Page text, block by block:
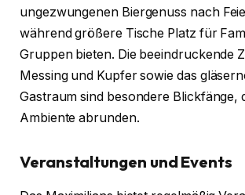
ungezwungenen Biergenuss nach
während größere Tische Platz für
Gruppen bieten. Die beeindruckende
Messing und Kupfer sowie das
Gastraum sind besondere Blickfänge,
Ambiente abrunden.
Veranstaltungen und Events